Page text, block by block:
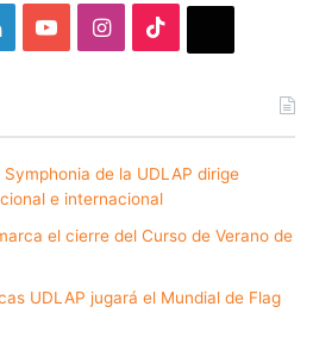
LinkedInYouTubeInstagram
de la UDLAP dirige
e internacional
el cierre del Curso de Verano de
UDLAP jugará el Mundial de Flag